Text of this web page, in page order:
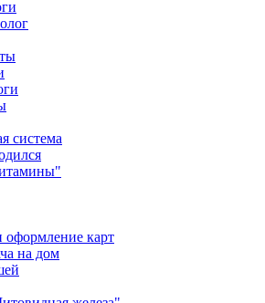
система
оформление карт
на дом